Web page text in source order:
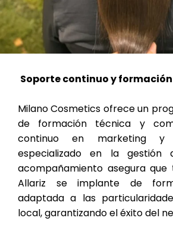
Soporte continuo y
Milano Cosmetics ofrece un
de formación técnica y
continuo en marketing y
especializado en la gestión
acompañamiento asegura
Allariz se implante de
adaptada a las
local, garantizando el éxito del